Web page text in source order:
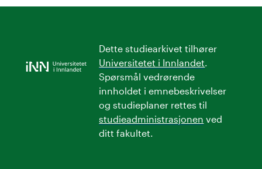
Dette studiearkivet tilhører
Universitetet i Innlandet
Spørsmål vedrørende
innholdet i emnebeskrivelser
og studieplaner rettes til
studieadministrasjonen ved
ditt fakultet.